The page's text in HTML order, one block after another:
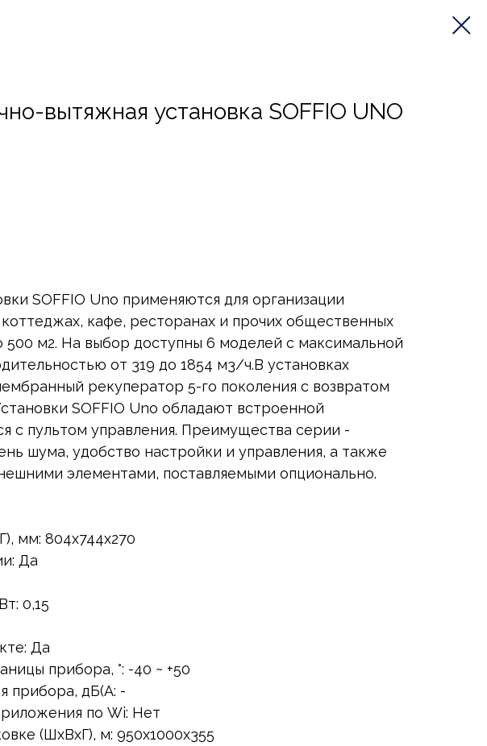
вытяжная установка SOFFIO UNO
SOFFIO Uno применяются для организации
кафе, ресторанах и прочих общественных
м2. На выбор доступны 6 моделей с максимальной
от 319 до 1854 м3/ч.В установках
рекуператор 5-го поколения с возвратом
SOFFIO Uno обладают встроенной
с пультом управления. Преимущества серии -
шума, удобство настройки и управления, а также
элементами, поставляемыми опционально.
мм: 804x744x270
Да
0,15
Да
прибора, °: -40 ~ +50
прибора, дБ(А: -
по Wi: Нет
(ШxВxГ), м: 950x1000x355